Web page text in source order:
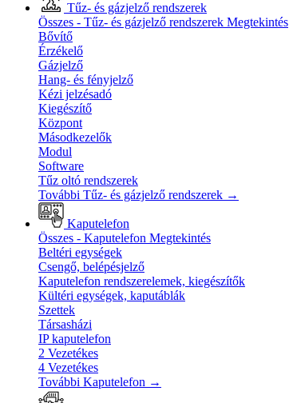
Tűz- és gázjelző rendszerek
Összes - Tűz- és gázjelző rendszerek Megtekintés
Bővítő
Érzékelő
Gázjelző
Hang- és fényjelző
Kézi jelzésadó
Kiegészítő
Központ
Másodkezelők
Modul
Software
Tűz oltó rendszerek
További Tűz- és gázjelző rendszerek →
Kaputelefon
Összes - Kaputelefon Megtekintés
Beltéri egységek
Csengő, belépésjelző
Kaputelefon rendszerelemek, kiegészítők
Kültéri egységek, kaputáblák
Szettek
Társasházi
IP kaputelefon
2 Vezetékes
4 Vezetékes
További Kaputelefon →